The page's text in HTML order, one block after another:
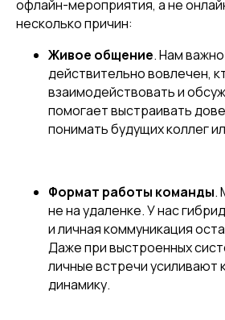
офлайн-мероприятия, а не
несколько причин:
Живое общение. Нам
действительно вовлечен,
взаимодействовать и
помогает выстраивать
понимать будущих коллег
Формат работы команды.
не на удаленке. У нас
и личная коммуникация
Даже при выстроенных
личные встречи усиливают
динамику.